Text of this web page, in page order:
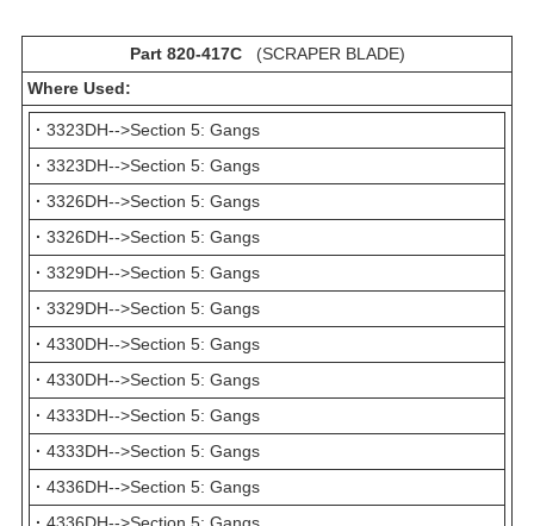
Part 820-417C(SCRAPER BLADE)
Where Used:
· 3323DH-->Section 5: Gangs
· 3323DH-->Section 5: Gangs
· 3326DH-->Section 5: Gangs
· 3326DH-->Section 5: Gangs
· 3329DH-->Section 5: Gangs
· 3329DH-->Section 5: Gangs
· 4330DH-->Section 5: Gangs
· 4330DH-->Section 5: Gangs
· 4333DH-->Section 5: Gangs
· 4333DH-->Section 5: Gangs
· 4336DH-->Section 5: Gangs
· 4336DH-->Section 5: Gangs